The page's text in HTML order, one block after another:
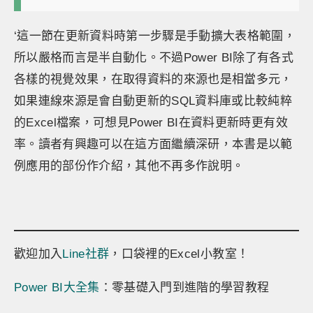
‘這一節在更新資料時第一步驟是手動擴大表格範圍，
所以嚴格而言是半自動化。不過Power BI除了有各式
各樣的視覺效果，在取得資料的來源也是相當多元，
如果連線來源是會自動更新的SQL資料庫或比較純粹
的Excel檔案，可想見Power BI在資料更新時更有效
率。讀者有興趣可以在這方面繼續深研，本書是以範
例應用的部份作介紹，其他不再多作說明。
歡迎加入 Line社群 ，口袋裡的Excel小教室！
Power BI大全集 ：零基礎入門到進階的學習教程